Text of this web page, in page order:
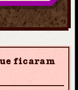
ficaram